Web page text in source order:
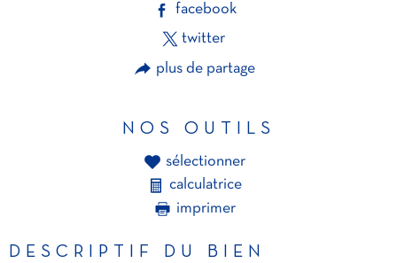
facebook
twitter
plus de partage
NOS OUTILS
sélectionner
calculatrice
imprimer
DESCRIPTIF DU BIEN